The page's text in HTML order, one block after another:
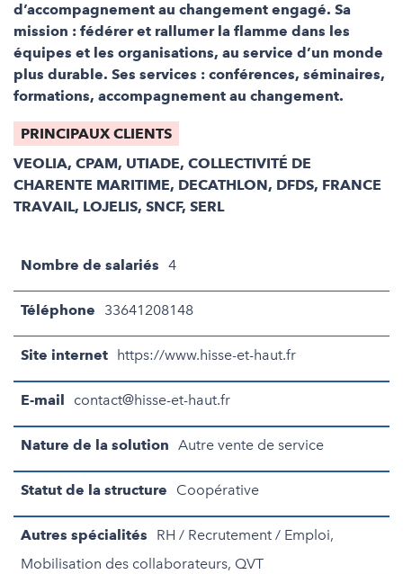
d’accompagnement au changement engagé. Sa
mission : fédérer et rallumer la flamme dans les
équipes et les organisations, au service d’un monde
plus durable. Ses services : conférences, séminaires,
formations, accompagnement au changement.
PRINCIPAUX CLIENTS
VEOLIA, CPAM, UTIADE, COLLECTIVITÉ DE
CHARENTE MARITIME, DECATHLON, DFDS, FRANCE
TRAVAIL, LOJELIS, SNCF, SERL
Nombre de salariés 4
Téléphone 33641208148
Site internet https://www.hisse-et-haut.fr
E-mail contact@hisse-et-haut.fr
Nature de la solution Autre vente de service
Statut de la structure Coopérative
Autres spécialités
RH / Recrutement / Emploi,
Mobilisation des collaborateurs, QVT